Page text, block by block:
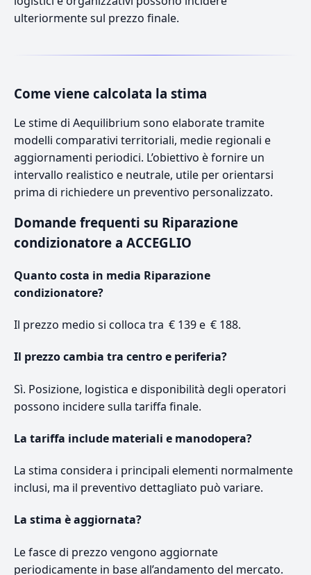
ulteriormente sul prezzo finale.
Come viene calcolata la stima
Le stime di Aequilibrium sono elaborate tramite
modelli comparativi territoriali, medie regionali e
aggiornamenti periodici. L’obiettivo è fornire un
intervallo realistico e neutrale, utile per orientarsi
prima di richiedere un preventivo personalizzato.
Domande frequenti su Riparazione
condizionatore a ACCEGLIO
Quanto costa in media Riparazione
condizionatore?
Il prezzo medio si colloca tra € 139 e € 188.
Il prezzo cambia tra centro e periferia?
Sì. Posizione, logistica e disponibilità degli operatori
possono incidere sulla tariffa finale.
La tariffa include materiali e manodopera?
La stima considera i principali elementi normalmente
inclusi, ma il preventivo dettagliato può variare.
La stima è aggiornata?
Le fasce di prezzo vengono aggiornate
periodicamente in base all’andamento del mercato.